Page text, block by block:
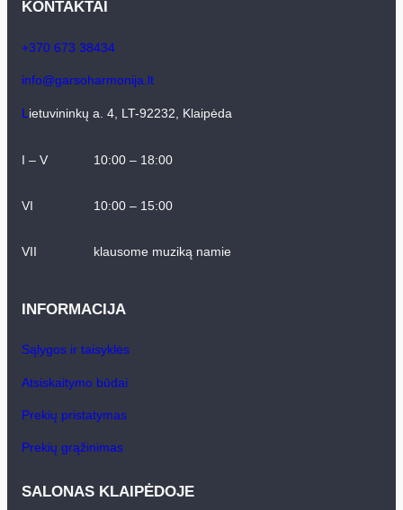
KONTAKTAI
+370 673 38434
info@garsoharmonija.lt
L ietuvininkų a. 4, LT-92232, Klaipėda
I – V 10:00 – 18:00
VI 10:00 – 15:00
VII klausome muziką namie
INFORMACIJA
Sąlygos ir taisyklės
Atsiskaitymo būdai
Prekių pristatymas
Prekių grąžinimas
SALONAS KLAIPĖDOJE